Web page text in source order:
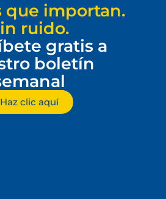
que importan.
ruido.
gratis a
boletín
Haz clic aquí